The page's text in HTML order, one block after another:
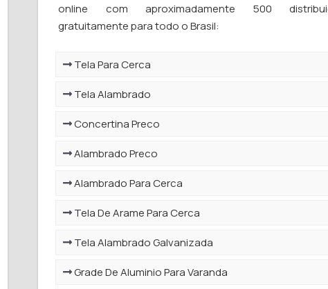
online com aproximadamente 500
gratuitamente para todo o Brasil:
Tela Para Cerca
Tela Alambrado
Concertina Preco
Alambrado Preco
Alambrado Para Cerca
Tela De Arame Para Cerca
Tela Alambrado Galvanizada
Grade De Aluminio Para Varanda